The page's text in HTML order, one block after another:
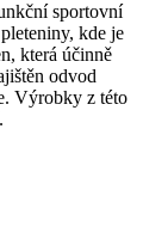
sportovní
kde je
která účinně
odvod
Výrobky z této